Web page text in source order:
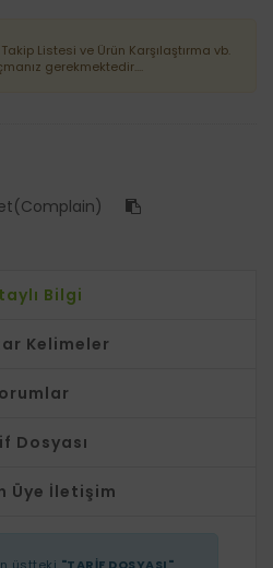
Listesi ve Ürün Karşılaştırma vb.
gerekmektedir....
Bilgi
Kelimeler
Dosyası
Üye İletişim